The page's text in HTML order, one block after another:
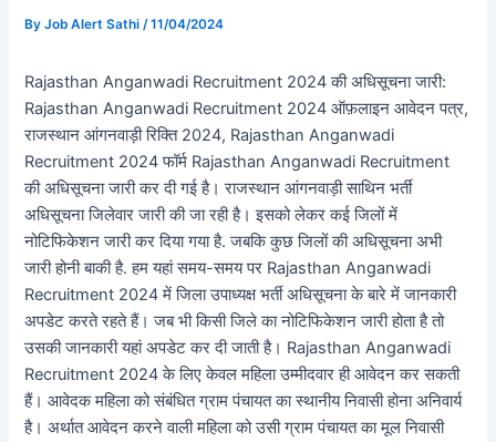
ByJob Alert Sathi /11/04/2024
Rajasthan Anganwadi Recruitment 2024 की अधिसूचना जारी:
Rajasthan Anganwadi Recruitment 2024 ऑफ़लाइन आवेदन पत्र,
राजस्थान आंगनवाड़ी रिक्ति 2024, Rajasthan Anganwadi
Recruitment 2024 फॉर्म Rajasthan Anganwadi Recruitment
की अधिसूचना जारी कर दी गई है। राजस्थान आंगनवाड़ी साथिन भर्ती
अधिसूचना जिलेवार जारी की जा रही है। इसको लेकर कई जिलों में
नोटिफिकेशन जारी कर दिया गया है. जबकि कुछ जिलों की अधिसूचना अभी
जारी होनी बाकी है. हम यहां समय-समय पर Rajasthan Anganwadi
Recruitment 2024 में जिला उपाध्यक्ष भर्ती अधिसूचना के बारे में जानकारी
अपडेट करते रहते हैं। जब भी किसी जिले का नोटिफिकेशन जारी होता है तो
उसकी जानकारी यहां अपडेट कर दी जाती है। Rajasthan Anganwadi
Recruitment 2024 के लिए केवल महिला उम्मीदवार ही आवेदन कर सकती
हैं। आवेदक महिला को संबंधित ग्राम पंचायत का स्थानीय निवासी होना अनिवार्य
है। अर्थात आवेदन करने वाली महिला को उसी ग्राम पंचायत का मूल निवासी